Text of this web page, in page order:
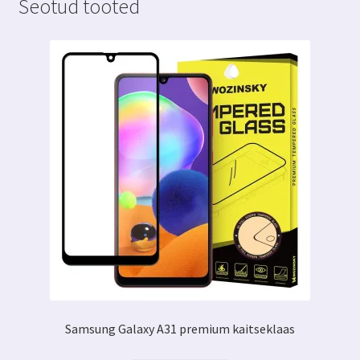
Seotud tooted
Samsung Galaxy A31 premium kaitseklaas